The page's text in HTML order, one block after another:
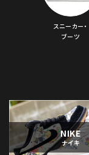
スニーカー・
ブーツ
NIKE
ナイキ